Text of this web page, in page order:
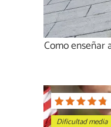
Como enseñar
Dificultad media